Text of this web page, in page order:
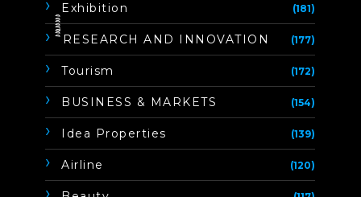
Exhibition (181)
ิิีิิิิิRESEARCH AND INNOVATION (177)
Tourism (172)
BUSINESS & MARKETS (154)
Idea Properties (139)
Airline (120)